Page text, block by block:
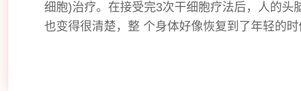
细胞)治疗。在接受完3次干细胞疗法后，人的
也变得很清楚，整 个身体好像恢复到了年轻的时